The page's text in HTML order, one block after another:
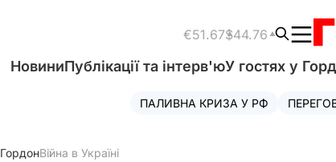
€51.67$44.76
НовиниПублікації та інтерв'юУ гостях у
ПАЛИВНА КРИЗА У РФ
ГордонВійна в Україні